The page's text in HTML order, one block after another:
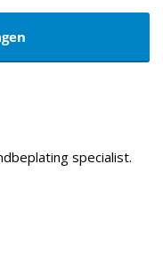
specialist.